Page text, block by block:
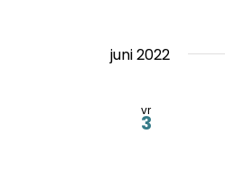
juni 2022
vr
3